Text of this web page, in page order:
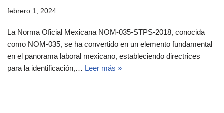
febrero 1, 2024
La Norma Oficial Mexicana NOM-035-STPS-2018, conocida
como NOM-035, se ha convertido en un elemento fundamental
en el panorama laboral mexicano, estableciendo directrices
para la identificación,… Leer más »